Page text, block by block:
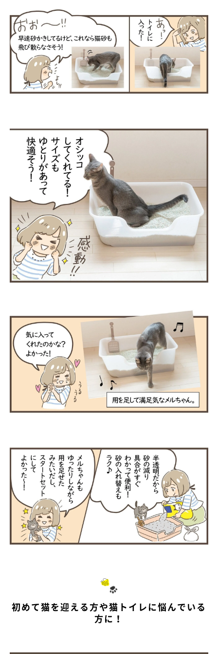
初めて猫を迎える方や猫トイレに悩んでいる
方に！